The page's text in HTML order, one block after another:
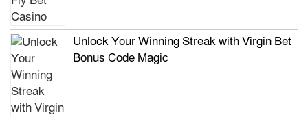
Unlock Your Winning Streak with Virgin Bet
Bonus Code Magic